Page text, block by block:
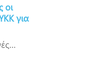
οι
για